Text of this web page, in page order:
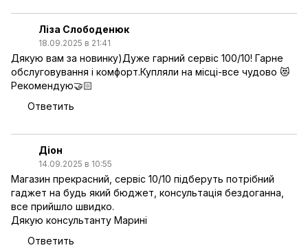
Ліза Слободенюк
18.09.2025 в 21:41
Дякую вам за новинку)Дуже гарний сервіс 100/10! Гарне
обслуговування і комфорт.Купляли на місці-все чудово 😻
Рекомендую🤝🏻
Ответить
Діон
14.09.2025 в 10:55
Магазин прекрасний, сервіс 10/10 підберуть потрібний
гаджет на будь який бюджет, консультація бездоганна,
все прийшло швидко.
Дякую консультанту Марині
Ответить